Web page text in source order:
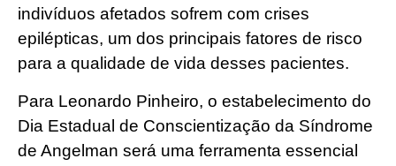
indivíduos afetados sofrem com crises
epilépticas, um dos principais fatores de risco
para a qualidade de vida desses pacientes.
Para Leonardo Pinheiro, o estabelecimento do
Dia Estadual de Conscientização da Síndrome
de Angelman será uma ferramenta essencial